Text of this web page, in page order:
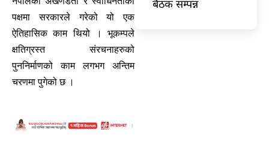
पक्षमा सरकारले गरेको यो एक
ऐतिहासिक काम थियो । भूकम्पले
क्षतिग्रस्त संरचनाहरुको
पुननिर्माणको काम लगभग अन्तिम
चरणमा पुगेको छ ।
बैठक सम्पन्न